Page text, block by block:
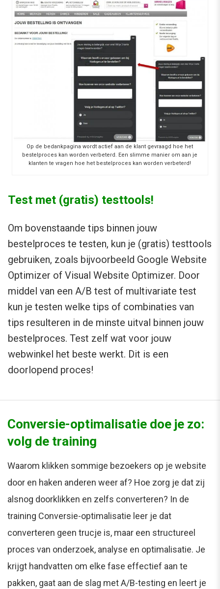
Op de bedankpagina wordt actief aan de klant gevraagd hoe het
bestelproces kan worden verbeterd. Een slimme manier om aan je
klanten te vragen hoe het bestelproces kan worden verbeterd!
Test met (gratis) testtools!
Om bovenstaande tips binnen jouw
bestelproces te testen, kun je (gratis) testtools
gebruiken, zoals bijvoorbeeld Google Website
Optimizer of Visual Website Optimizer. Door
middel van een A/B test of multivariate test
kun je testen welke tips of combinaties van
tips resulteren in de minste uitval binnen jouw
bestelproces. Test zelf wat voor jouw
webwinkel het beste werkt. Dit is een
doorlopend proces!
Conversie-optimalisatie doe je zo:
volg de training
Waarom klikken sommige bezoekers op je website
door en haken anderen weer af? Hoe zorg je dat zij
alsnog doorklikken en zelfs converteren? In de
training Conversie-optimalisatie leer je dat
converteren geen trucje is, maar een structureel
proces van onderzoek, analyse en optimalisatie. Je
krijgt handvatten om elke fase effectief aan te
pakken, gaat aan de slag met A/B-testing en leert je